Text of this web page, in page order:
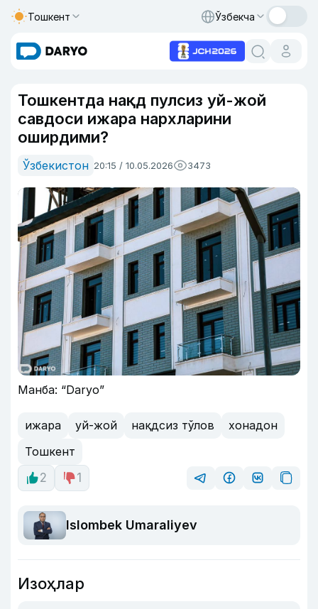
Тошкент Ўзбекча
Тошкентда нақд пулсиз уй-жой
савдоси ижара нархларини
оширдими?
Ўзбекистон 20:15 / 10.05.2026 3473
Манба: “Daryo”
ижара уй-жой нақдсиз тўлов
хонадон
Тошкент
2
1
Islombek Umaraliyev
Изоҳлар